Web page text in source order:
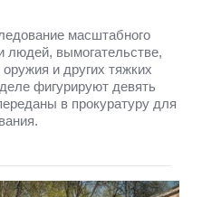
масштабного
людей, вымогательстве,
и других тяжких
фигурируют девять
в прокуратуру для